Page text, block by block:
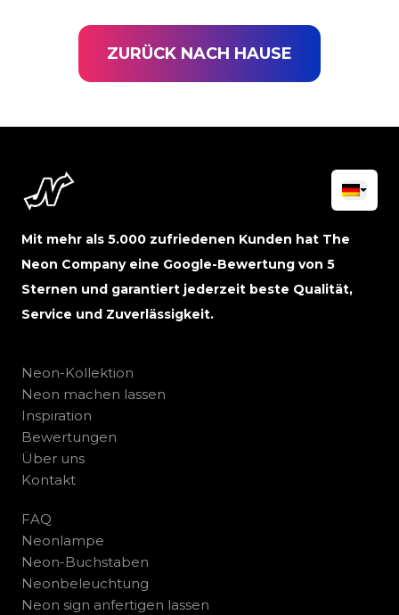
ZURÜCK NACH HAUSE
Mit mehr als 5.000 zufriedenen Kunden hat The
Neon Company eine Google-Bewertung von 5
Sternen und garantiert jederzeit beste Qualität,
Service und Zuverlässigkeit.
Neon-Kollektion
Neon machen lassen
Inspiration
Bewertungen
Über uns
Kontakt
FAQ
Neonlampe
Neon-Buchstaben
Neonbeleuchtung
Neon sign anfertigen lassen